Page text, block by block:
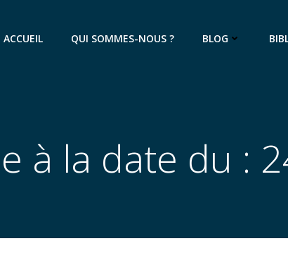
ACCUEIL QUI SOMMES-NOUS ? BLOG
à la date du :